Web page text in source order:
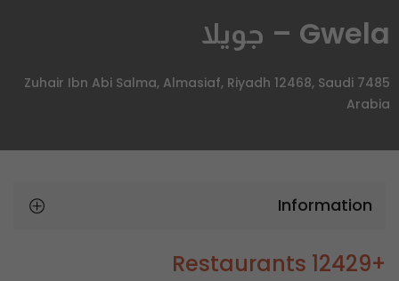
Gwela – جويلا
7485 Zuhair Ibn Abi Salma, Almasiaf, Riyadh 12468, Saudi
Arabia
Information
+12429 Restaurants